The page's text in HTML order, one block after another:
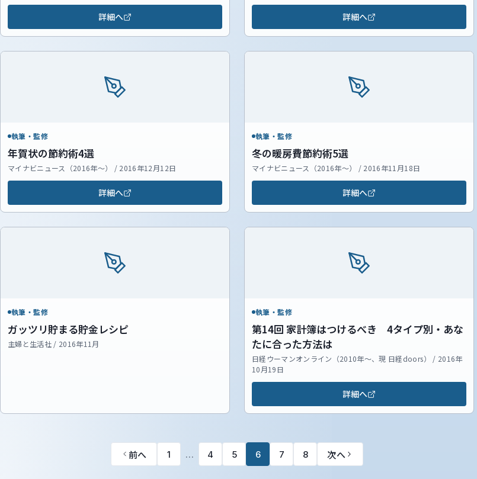
詳細へ 詳細へ
執筆・監修
年賀状の節約術4選
マイナビニュース（2016年～） / 2016年12月12日
詳細へ
執筆・監修
冬の暖房費節約術5選
マイナビニュース（2016年～） / 2016年11月18日
詳細へ
執筆・監修
ガッツリ貯まる貯金レシピ
主婦と生活社 / 2016年11月
執筆・監修
第14回 家計簿はつけるべき 4タイプ別・あな
たに合った方法は
日経ウーマンオンライン（2010年～、現 日経doors） / 2016年
10月19日
詳細へ
前へ 1 … 4 5 6 7 8 次へ